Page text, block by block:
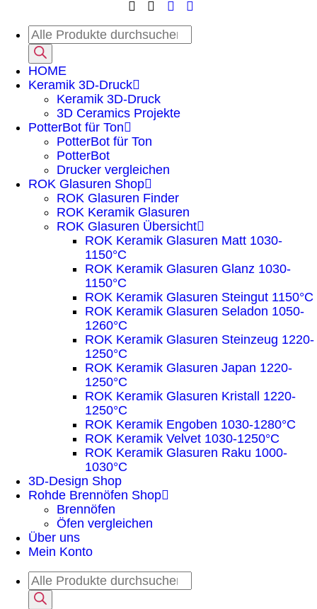
HOME
Keramik 3D-Druck
Keramik 3D-Druck
3D Ceramics Projekte
PotterBot für Ton
PotterBot für Ton
PotterBot
Drucker vergleichen
ROK Glasuren Shop
ROK Glasuren Finder
ROK Keramik Glasuren
ROK Glasuren Übersicht
ROK Keramik Glasuren Matt 1030-
1150°C
ROK Keramik Glasuren Glanz 1030-
1150°C
ROK Keramik Glasuren Steingut 1150°C
ROK Keramik Glasuren Seladon 1050-
1260°C
ROK Keramik Glasuren Steinzeug 1220-
1250°C
ROK Keramik Glasuren Japan 1220-
1250°C
ROK Keramik Glasuren Kristall 1220-
1250°C
ROK Keramik Engoben 1030-1280°C
ROK Keramik Velvet 1030-1250°C
ROK Keramik Glasuren Raku 1000-
1030°C
3D-Design Shop
Rohde Brennöfen Shop
Brennöfen
Öfen vergleichen
Über uns
Mein Konto